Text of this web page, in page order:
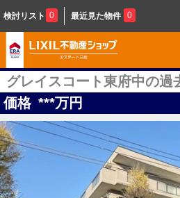
検討リスト 0 最近見た物件 0
グレイスコート東府中の過
価格 ***万円